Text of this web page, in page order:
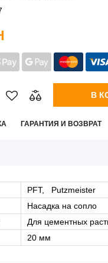
В
ГАРАНТИЯ И ВОЗВРАТ
PFT, Putzmeister
Насадка на сопло
Для цементных
20 мм